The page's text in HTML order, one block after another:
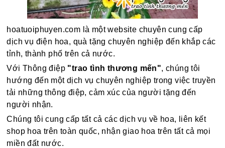
hoatuoiphuyen.com là một website chuyên cung cấp
dịch vụ điện hoa, quà tặng chuyên nghiệp đến khắp các
tỉnh, thành phố trên cả nước.
Với Thông điệp "trao tình thương mến", chúng tôi
hướng đến một dịch vụ chuyên nghiệp trong việc truyền
tải những thông điệp, cảm xúc của người tặng đến
người nhận.
Chúng tôi cung cấp tất cả các dịch vụ về hoa, liên kết
shop hoa trên toàn quốc, nhận giao hoa trên tất cả mọi
miền đất nước.